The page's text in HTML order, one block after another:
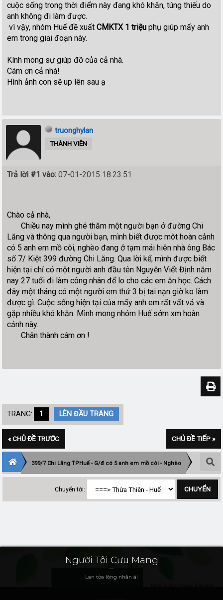
cuộc sống trong thời điểm này đang khó khăn, túng thiếu do
anh không đi làm được.
vì vậy, nhóm Huế đề xuấtCMKTX 1 triệu phụ giúp mấy anh
em trong giai đoạn này.
Kính mong sự giúp đỡ của cả nhà.
Cám ơn cả nhà!
Hình ảnh con sẽ up lên sau ạ
truonghylan
THÀNH VIÊN
Trả lời #1 vào: 07-01-2015 18:23:51
Chào cả nhà,
Chiều nay mình ghé thăm một người bạn ở đường Chi
Lăng và thông qua người bạn, mình biết được môt hoàn cảnh
có 5 anh em mồ côi, nghèo đang ở tạm mái hiên nhà ông Bác
số 7/ Kiệt 399 đường Chi Lăng. Qua lời kể, mình được biết
hiện tại chỉ có một người anh đầu tên Nguyễn Viết Định năm
nay 27 tuổi đi làm công nhân để lo cho các em ăn học. Cách
đây một tháng có một người em thứ 3 bị tai nạn giờ ko làm
được gì. Cuộc sống hiện tại của mấy anh em rất vất vả và
gặp nhiều khó khăn. Mình mong nhóm Huế sớm xm hoàn
cảnh này.
Chân thành cám ơn !
TRANG: 1 LÊN ĐẦU TRANG
« CHỦ ĐỀ TRƯỚC CHỦ ĐỀ TIẾP »
399/7 Chi Lăng TPHuế - G/đ có 5 anh em mồ côi - Nghèo
Chuyển tới:
Người Tôi Cưu Mang
Lan tỏa lòng nhân ái